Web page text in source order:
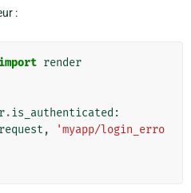
:
import render
.is_authenticated :
request ,
'myapp/login_erro